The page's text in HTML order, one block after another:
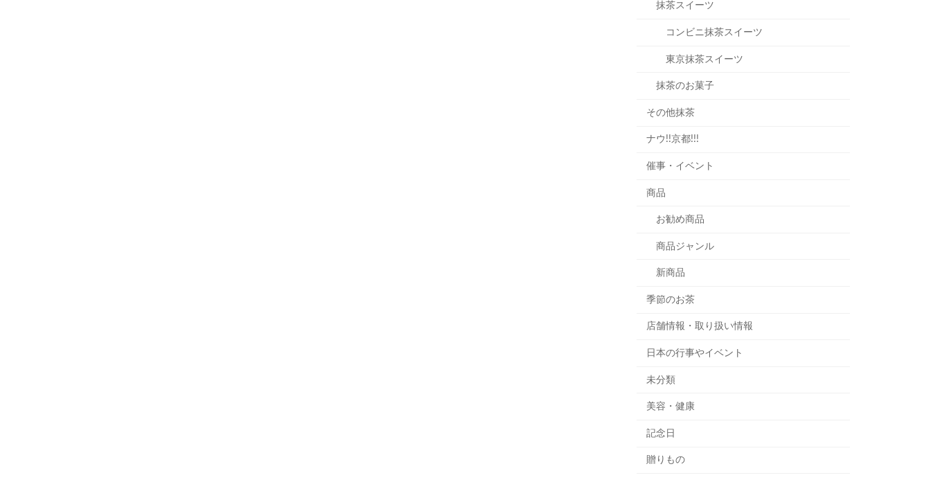
抹茶スイーツ
コンビニ抹茶スイーツ
東京抹茶スイーツ
抹茶のお菓子
その他抹茶
ナウ!!京都!!!
催事・イベント
商品
お勧め商品
商品ジャンル
新商品
季節のお茶
店舗情報・取り扱い情報
日本の行事やイベント
未分類
美容・健康
記念日
贈りもの